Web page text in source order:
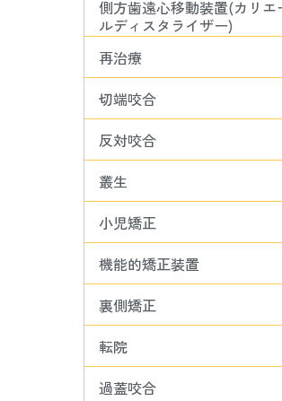
側方歯遠心移動装置(カリエ
ルディスタライザー)
再治療
切端咬合
反対咬合
叢生
小児矯正
機能的矯正装置
裏側矯正
転院
過蓋咬合